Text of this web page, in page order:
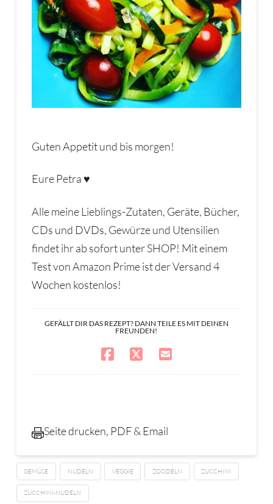
Guten Appetit und bis morgen!
Eure Petra ♥
Alle meine Lieblings-Zutaten, Geräte, Bücher,
CDs und DVDs, Gewürze und Utensilien
findet ihr ab sofort unter SHOP! Mit einem
Test von Amazon Prime ist der Versand 4
Wochen kostenlos!
GEFÄLLT DIR DAS REZEPT? DANN TEILE ES MIT DEINEN
FREUNDEN!
Seite drucken, PDF & Email
GEMÜSE NUDELN VEGGIE ZOODELN ZUCCHINI
ZUCCHINI-NUDELN